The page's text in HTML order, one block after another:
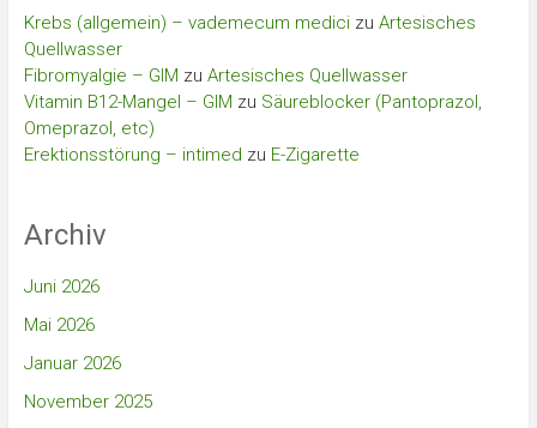
Krebs (allgemein) – vademecum medicizu Artesisches
Quellwasser
Fibromyalgie – GIM zu Artesisches Quellwasser
Vitamin B12-Mangel – GIM zu Säureblocker (Pantoprazol,
Omeprazol, etc)
Erektionsstörung – intimed zu E-Zigarette
Archiv
Juni 2026
Mai 2026
Januar 2026
November 2025